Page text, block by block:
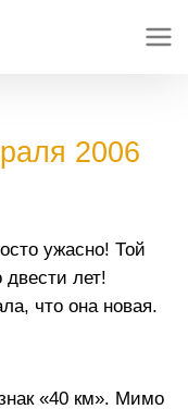
2006
ужасно! Той
лет!
что она новая.
«40 км». Мимо